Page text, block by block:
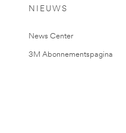
NIEUWS
News Center
3M Abonnementspagina